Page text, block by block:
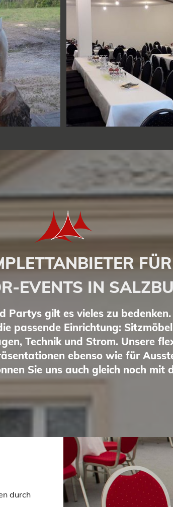
EVENTS IN
Partys gilt es vieles zu
passende Einrichtung:
Technik und Strom. Unsere
ebenso wie für
Sie uns auch gleich noch mit
durch